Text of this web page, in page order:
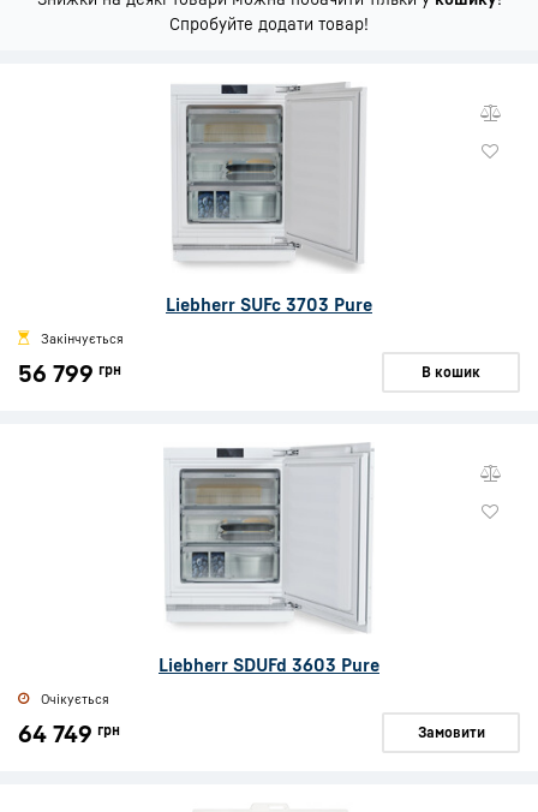
Спробуйте додати товар!
Liebherr SUFc 3703 Pure
Закінчується
56 799 грн В кошик
Liebherr SDUFd 3603 Pure
Очікується
64 749 грн Замовити